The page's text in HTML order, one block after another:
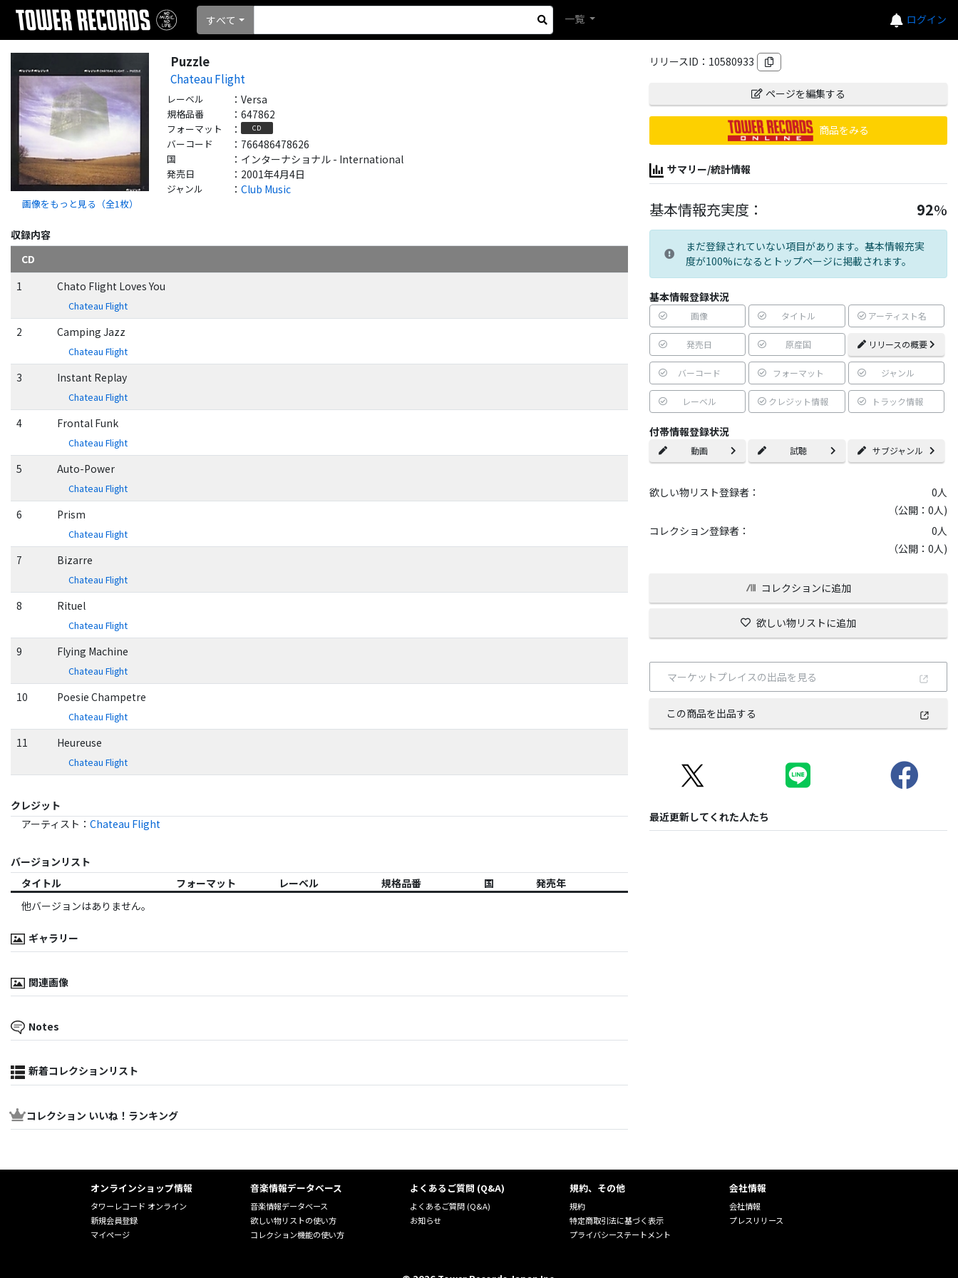
ログイン
すべて 一覧
画像をもっと見る（全1 枚）
Puzzle
Chateau Flight
レーベル ： Versa
規格品番 ： 647862
フォーマット ： CD
バーコード ： 766486478626
国 ： インターナショナル - International
発売日 ： 2001年4月4日
ジャンル ： Club Music
収録内容
CD
1
Chato Flight Loves You
Chateau Flight
2 Camping Jazz
Chateau Flight
3 Instant Replay
Chateau Flight
4 Frontal Funk
Chateau Flight
5 Auto-Power
Chateau Flight
6 Prism
Chateau Flight
7 Bizarre
Chateau Flight
8 Rituel
Chateau Flight
9 Flying Machine
Chateau Flight
10 Poesie Champetre
Chateau Flight
11 Heureuse
Chateau Flight
クレジット
アーティスト ： Chateau Flight
バージョンリスト
タイトル
フォーマット レーベル 規格品番 国
発売年
他バージョンはありません。
ギャラリー
関連画像
Notes
新着コレクションリスト
コレクション いいね！ランキング
リリースID： 10580933
ページを編集する
商品をみる
サマリー/統計情報
基本情報充実度： 92%
まだ登録されていない項目があります。基本情報充実
度が100%になるとトップページに掲載されます。
基本情報登録状況
画像 タイトル アーティスト名
発売日 原産国 リリースの概要
バーコード フォーマット ジャンル
レーベル クレジット情報 トラック情報
付帯情報登録状況
動画 試聴 サブジャンル
欲しい物リスト登録者： 0人
（公開：0人)
コレクション登録者：
0人
（公開：0人)
コレクションに追加
欲しい物リストに追加
マーケットプレイスの出品を見る
この商品を出品する
最近更新してくれた人たち
オンラインショップ情報
タワーレコード オンライン
新規会員登録
マイページ
音楽情報データベース
音楽情報データベース
欲しい物リストの使い方
コレクション機能の使い方
よくあるご質問 (Q&A)
よくあるご質問 (Q&A)
お知らせ
規約、その他
規約
特定商取引法に基づく表示
プライバシーステートメント
会社情報
会社情報
プレスリリース